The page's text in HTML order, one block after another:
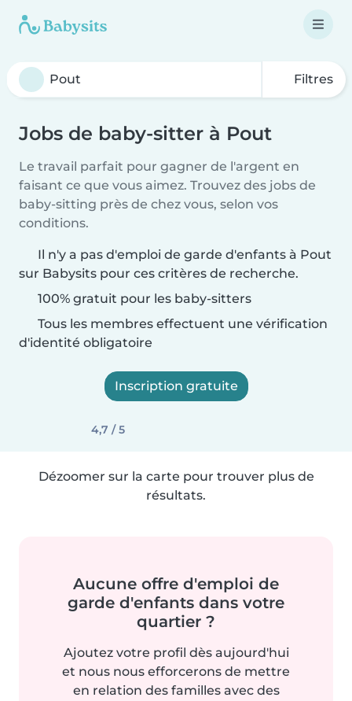
Filtres
Jobs de baby-sitter à Pout
Le travail parfait pour gagner de l'argent en
faisant ce que vous aimez. Trouvez des jobs de
baby-sitting près de chez vous, selon vos
conditions.
Il n'y a pas d'emploi de garde d'enfants à Pout
sur Babysits pour ces critères de recherche.
100% gratuit pour les baby-sitters
Tous les membres effectuent une vérification
d'identité obligatoire
Inscription gratuite
4,7 / 5
Dézoomer sur la carte pour trouver plus de
résultats.
Aucune offre d'emploi de
garde d'enfants dans votre
quartier ?
Ajoutez votre profil dès aujourd'hui
et nous nous efforcerons de mettre
en relation des familles avec des